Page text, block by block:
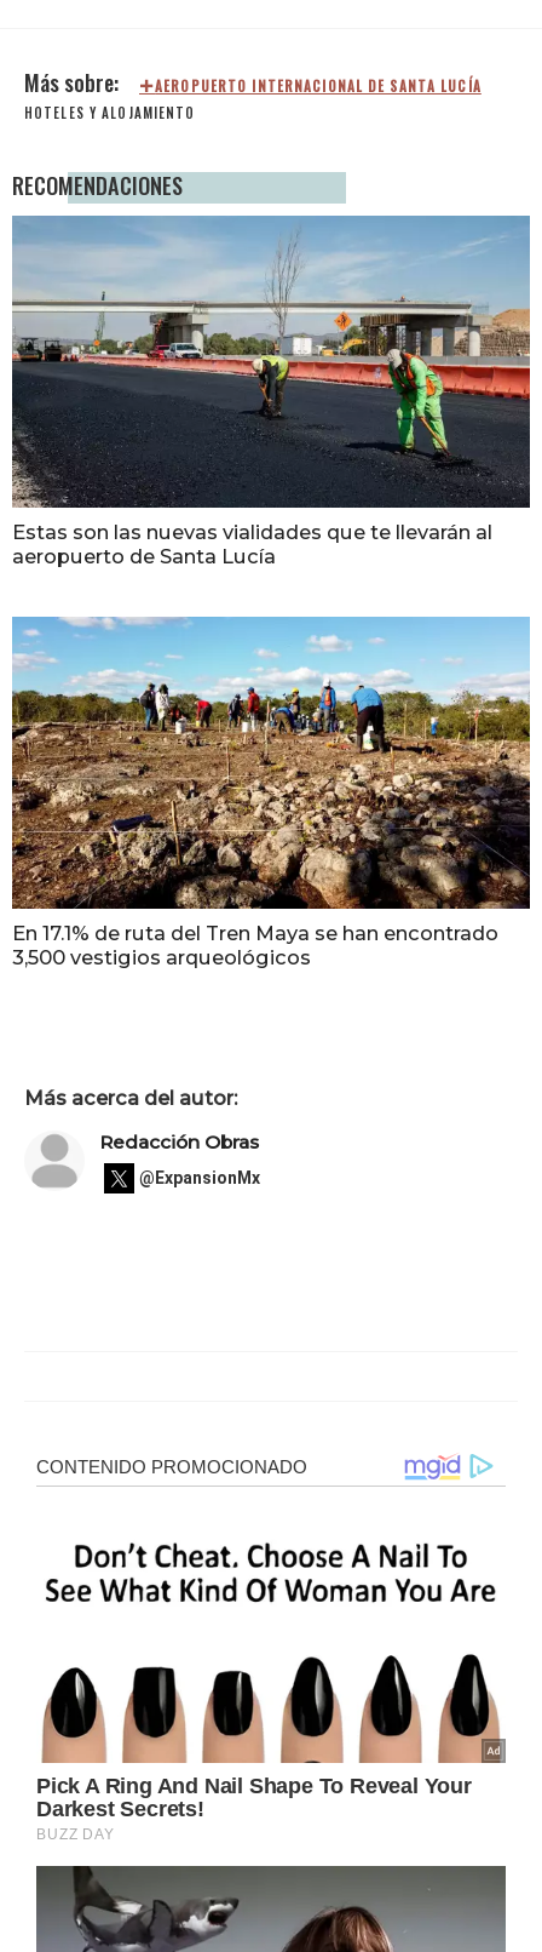
AEROPUERTO INTERNACIONAL DE SANTA LUCÍA
HOTELES Y ALOJAMIENTO
RECOMENDACIONES
Estas son las nuevas vialidades que te llevarán al
aeropuerto de Santa Lucía
En 17.1% de ruta del Tren Maya se han encontrado
3,500 vestigios arqueológicos
Más acerca del autor:
Redacción Obras
@ExpansionMx